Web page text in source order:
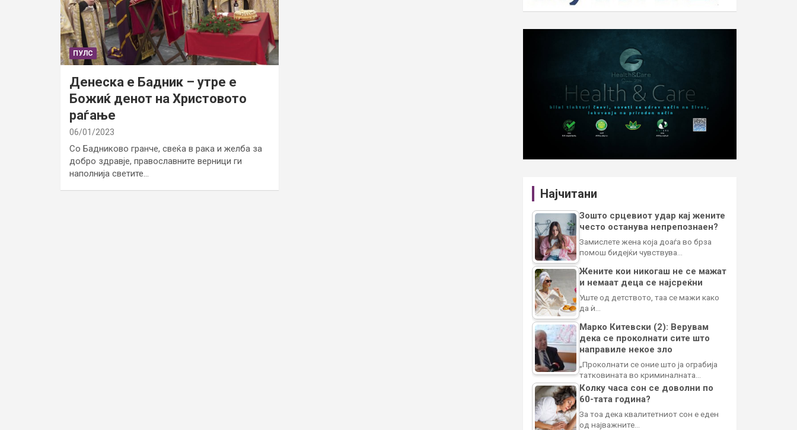
ПУЛС
Денеска е Бадник – утре е
Божиќ денот на Христовото
раѓање
06/01/2023
Со Бадниково гранче, свеќа в рака и желба за
добро здравје, православните верници ги
наполнија светите…
Најчитани
Зошто срцевиот удар кај жените
често останува непрепознаен?
Замислете жена која доаѓа во брза
помош бидејќи чувствува…
Жените кои никогаш не се мажат
и немаат деца се најсреќни
Уште од детството, таа се мажи како
да ѝ…
Марко Китевски (2): Верувам
дека се проколнати сите што
направиле некое зло
„Проколнати се оние што ја ограбија
татковината во криминалната…
Колку часа сон се доволни по
60-тата година?
За тоа дека квалитетниот сон е еден
од најважните…